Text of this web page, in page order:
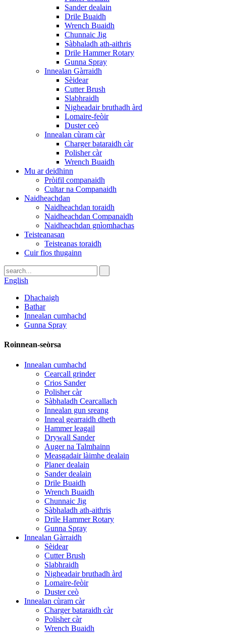
Sander dealain
Drile Buaidh
Wrench Buaidh
Chunnaic Jig
Sàbhaladh ath-aithris
Drile Hammer Rotary
Gunna Spray
Innealan Gàrraidh
Sèidear
Cutter Brush
Slabhraidh
Nigheadair bruthadh àrd
Lomaire-feòir
Duster ceò
Innealan cùram càr
Charger bataraidh càr
Polisher càr
Wrench Buaidh
Mu ar deidhinn
Pròifil companaidh
Cultar na Companaidh
Naidheachdan
Naidheachdan toraidh
Naidheachdan Companaidh
Naidheachdan gnìomhachas
Teisteanasan
Teisteanas toraidh
Cuir fios thugainn
English
Dhachaigh
Bathar
Innealan cumhachd
Gunna Spray
Roinnean-seòrsa
Innealan cumhachd
Cearcall grinder
Crios Sander
Polisher càr
Sàbhaladh Cearcallach
Innealan gun sreang
Inneal gearraidh dheth
Hammer leagail
Drywall Sander
Auger na Talmhainn
Measgadair làimhe dealain
Planer dealain
Sander dealain
Drile Buaidh
Wrench Buaidh
Chunnaic Jig
Sàbhaladh ath-aithris
Drile Hammer Rotary
Gunna Spray
Innealan Gàrraidh
Sèidear
Cutter Brush
Slabhraidh
Nigheadair bruthadh àrd
Lomaire-feòir
Duster ceò
Innealan cùram càr
Charger bataraidh càr
Polisher càr
Wrench Buaidh